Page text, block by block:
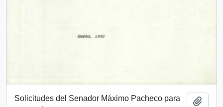
Solicitudes del Senador Máximo Pacheco para